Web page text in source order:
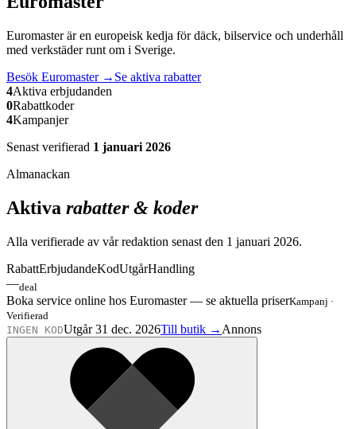
Euromaster är en europeisk kedja för däck, bilservice och underhåll
med verkstäder runt om i Sverige.
Besök Euromaster → Se aktiva rabatter
4Aktiva erbjudanden
0Rabattkoder
4Kampanjer
Senast verifierad 1 januari 2026
Almanackan
Aktiva rabatter & koder
Alla verifierade av vår redaktion senast den 1 januari 2026.
RabattErbjudandeKodUtgårHandling
—deal
Boka service online hos Euromaster — se aktuella priserKampanj ·
Verifierad
INGEN KODUtgår 31 dec. 2026Till butik → Annons